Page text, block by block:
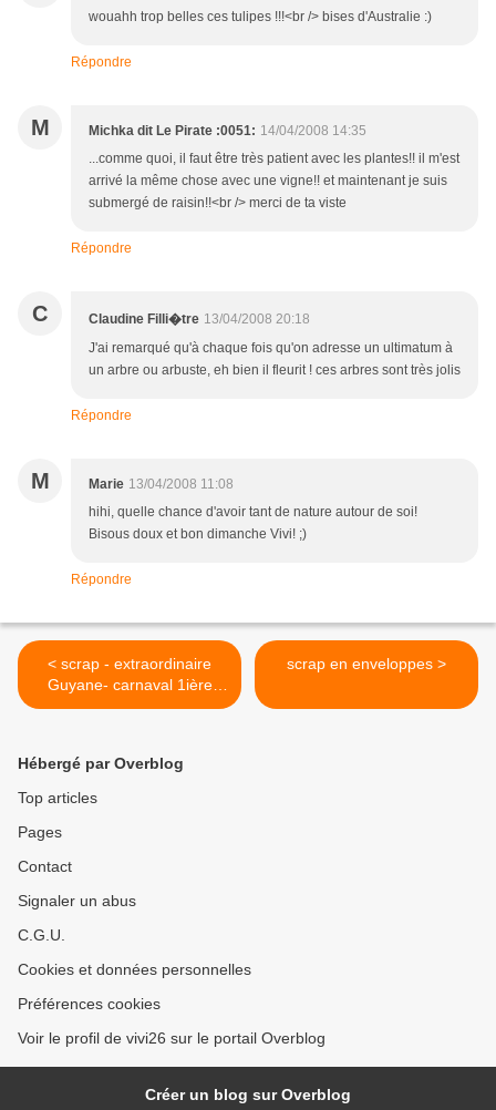
wouahh trop belles ces tulipes !!!<br /> bises d'Australie :)
Répondre
M Michka dit Le Pirate :0051: 14/04/2008 14:35
...comme quoi, il faut être très patient avec les plantes!! il m'est
arrivé la même chose avec une vigne!! et maintenant je suis
submergé de raisin!!<br /> merci de ta viste
Répondre
C Claudine Filli�tre 13/04/2008 20:18
J'ai remarqué qu'à chaque fois qu'on adresse un ultimatum à
un arbre ou arbuste, eh bien il fleurit ! ces arbres sont très jolis
Répondre
M Marie 13/04/2008 11:08
hihi, quelle chance d'avoir tant de nature autour de soi!
Bisous doux et bon dimanche Vivi! ;)
Répondre
< scrap - extraordinaire
Guyane- carnaval 1ière
page
scrap en enveloppes >
Hébergé par Overblog
Top articles
Pages
Contact
Signaler un abus
C.G.U.
Cookies et données personnelles
Préférences cookies
Voir le profil de vivi26 sur le portail Overblog
Créer un blog sur Overblog